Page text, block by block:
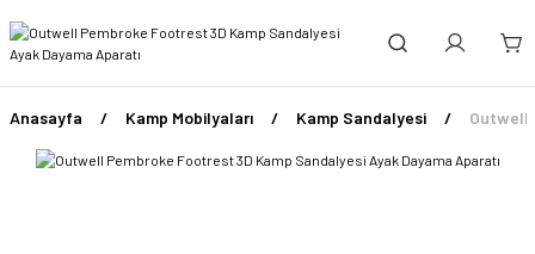
Anasayfa Kamp Mobilyaları Kamp Sandalyesi Outwell